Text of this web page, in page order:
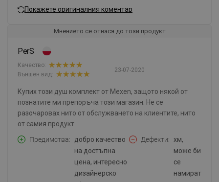
Покажете оригиналния коментар
Мнението се отнася до този продукт
PerS
23-07-2020
Качество:
Външен вид:
Купих този душ комплект от Mexen, защото някой от
познатите ми препоръча този магазин. Не се
разочаровах нито от обслужването на клиентите, нито
от самия продукт.
Предимства
добро качество
на достъпна
цена, интересно
дизайнерско
Дефекти
хм,
може би
се
намират